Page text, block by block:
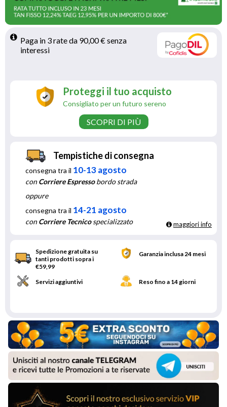
Paga in 3 rate da 90,00 € senza
interessi
Proteggi il tuo acquisto
Consigliato per un futuro sereno
SCOPRI DI PIÙ
Tempistiche di consegna
consegna tra il 10-13 agosto
conCorriere Espressobordo strada
oppure
consegna tra il 14-21 agosto
conCorriere Tecnicospecializzato maggiori info
Spedizione gratuita su
tanti prodotti sopra i
€59,99
Garanzia inclusa 24 mesi
Servizi aggiuntivi Reso fino a 14 giorni